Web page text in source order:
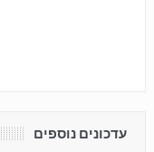
עדכונים נוספים